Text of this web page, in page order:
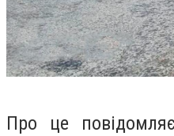
Про це